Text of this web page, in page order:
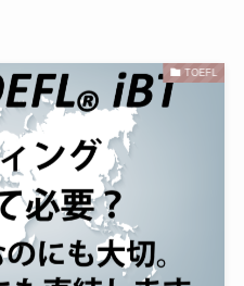
TOEFL